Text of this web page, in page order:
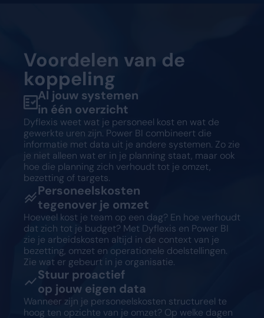
Voordelen van de
koppeling
Al jouw systemen
in één overzicht
Dyflexis weet wat je personeel kost en wat de
gewerkte uren zijn. Power BI combineert die
informatie met data uit je andere systemen. Zo zie
je niet alleen wat er in je planning staat, maar ook
hoe die planning zich verhoudt tot je omzet,
bezetting of targets.
Personeelskosten
tegenover je omzet
Hoeveel kost je team op een dag? En hoe verhoudt
dat zich tot je budget? Met Dyflexis en Power BI
zie je arbeidskosten altijd in de context van je
bezetting, omzet en operationele doelstellingen.
Zie wat er gebeurt in je organisatie.
Stuur proactief
op jouw eigen data
Wanneer zijn je personeelskosten structureel te
hoog ten opzichte van je omzet? Op welke dagen